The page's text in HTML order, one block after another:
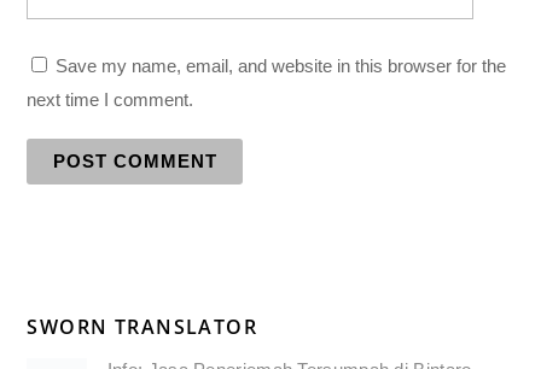
Save my name, email, and website in this browser for the
next time I comment.
SWORN TRANSLATOR